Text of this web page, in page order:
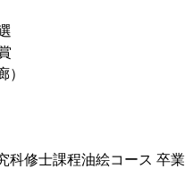
科修士課程油絵コース 卒業